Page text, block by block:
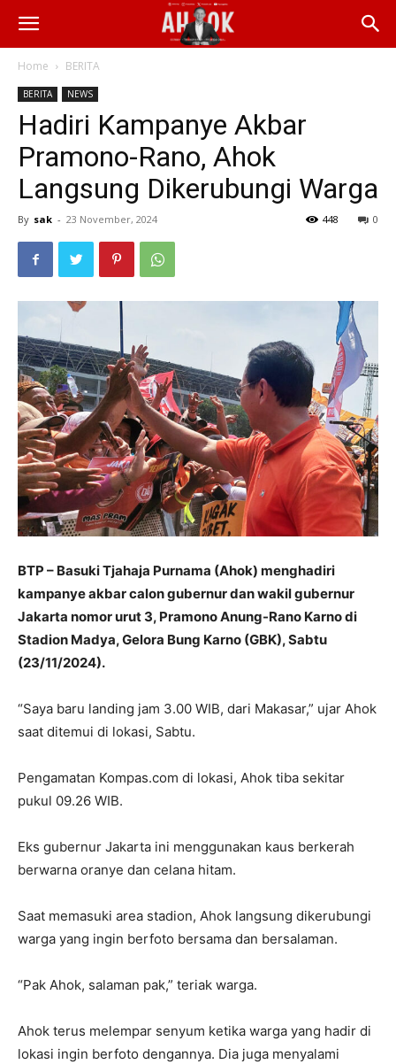
Home BERITA
BERITA NEWS
Hadiri Kampanye Akbar
Pramono-Rano, Ahok
Langsung Dikerubungi Warga
By sak - 23 November, 2024 0
448
BTP – Basuki Tjahaja Purnama (Ahok) menghadiri
kampanye akbar calon gubernur dan wakil gubernur
Jakarta nomor urut 3, Pramono Anung-Rano Karno di
Stadion Madya, Gelora Bung Karno (GBK), Sabtu
(23/11/2024).
“Saya baru landing jam 3.00 WIB, dari Makasar,” ujar Ahok
saat ditemui di lokasi, Sabtu.
Pengamatan Kompas.com di lokasi, Ahok tiba sekitar
pukul 09.26 WIB.
Eks gubernur Jakarta ini menggunakan kaus berkerah
berwarna oranye dan celana hitam.
Saat memasuki area stadion, Ahok langsung dikerubungi
warga yang ingin berfoto bersama dan bersalaman.
“Pak Ahok, salaman pak,” teriak warga.
Ahok terus melempar senyum ketika warga yang hadir di
lokasi ingin berfoto dengannya. Dia juga menyalami